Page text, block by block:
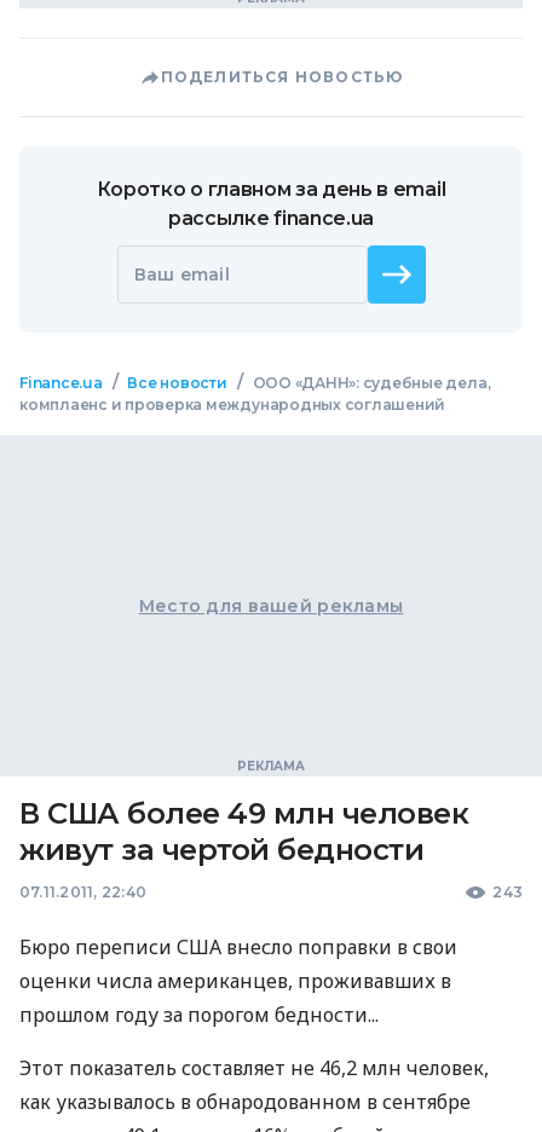
ПОДЕЛИТЬСЯ НОВОСТЬЮ
Коротко о главном за день в email
рассылке finance.ua
Ваш email
Finance.ua / Все новости /
ООО «ДАНН»: судебные дела,
комплаенс и проверка международных соглашений
Место для вашей рекламы
В США более 49 млн человек
живут за чертой бедности
07.11.2011, 22:40 243
Бюро переписи США внесло поправки в свои
оценки числа американцев, проживавших в
прошлом году за порогом бедности...
Этот показатель составляет не 46,2 млн человек,
как указывалось в обнародованном в сентябре